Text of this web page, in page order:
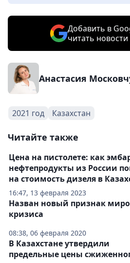
Добавить в
читать
Анастасия
2021 год Казахстан
Читайте также
16:47, 13 февраля 2023
Цена на пистолете: как
нефтепродукты из России
на стоимость дизеля в
08:38, 06 февраля 2020
Назван новый признак
кризиса
В Казахстане утвердили
предельные цены